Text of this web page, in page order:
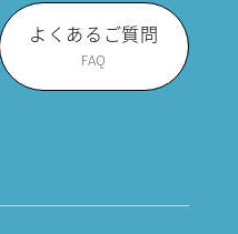
よくあるご質問
FAQ